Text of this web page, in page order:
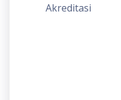
Akreditasi